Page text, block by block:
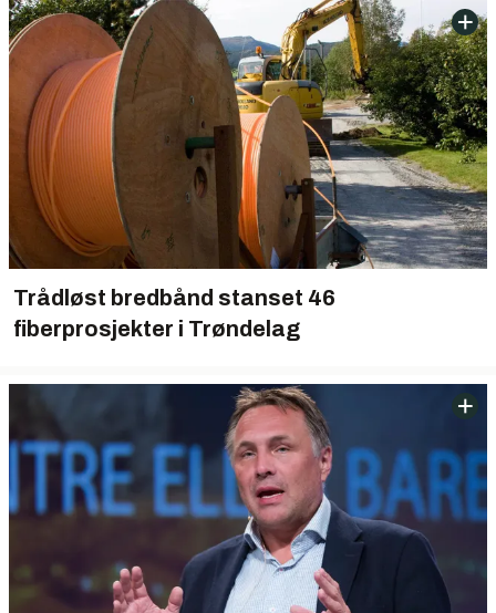
Trådløst bredbånd stanset 46
fiberprosjekter i Trøndelag